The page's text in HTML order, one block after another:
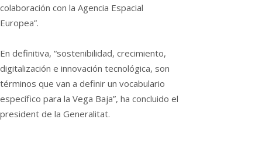
colaboración con la Agencia Espacial
Europea”.
En definitiva, “sostenibilidad, crecimiento,
digitalización e innovación tecnológica, son
términos que van a definir un vocabulario
específico para la Vega Baja”, ha concluido el
president de la Generalitat.